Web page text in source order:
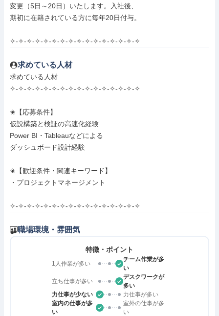
変更（5日～20日）いたします。入社後、
期初に在籍されている方に毎年20日付与。
✧-✧-✧-✧-✧-✧-✧-✧-✧-✧-✧-✧-✧-✧-✧-✧
求めている人材
求めている人材
✧-✧-✧-✧-✧-✧-✧-✧-✧-✧-✧-✧-✧-✧-✧-✧
✬【応募条件】
仮説構築と検証の高速化経験
Power BI・Tableauなどによる
ダッシュボード設計経験
✬【歓迎条件・関連キーワード】
・プロジェクトマネージメント
✧-✧-✧-✧-✧-✧-✧-✧-✧-✧-✧-✧-✧-✧-✧-✧
職場環境・雰囲気
特徴・ポイント
1人作業が多い
チーム作業が多
い
立ち仕事が多い
デスクワークが
多い
力仕事が少ない
力仕事が多い
室内の仕事が多
い
室外の仕事が多
い